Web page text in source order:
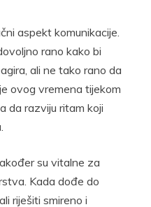
aspekt komunikacije.
rano kako bi
ali ne tako rano da
ovog vremena tijekom
da razviju ritam koji
su vitalne za
Kada dođe do
riješiti smireno i